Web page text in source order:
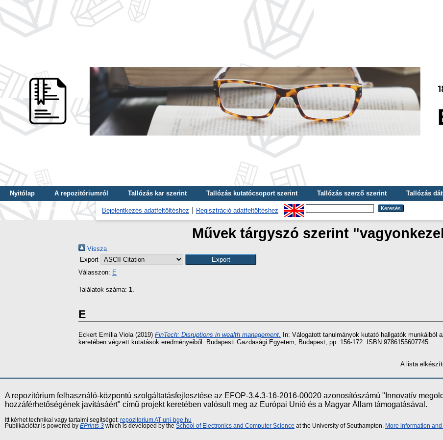
Nyitólap A repozitóriumról Tallózás kar szerint Tallózás kutatócsoport szerint Tallózás szerző szerint Tallózás
Tallózás kulcsszó szerint
Bejelentkezés adatfeltöltéshez Regisztráció adatfeltöltéshez
Művek tárgyszó szerint
Vissza
Export
Válasszon: E
Találatok száma: 1.
E
Eckert Emília Viola(2019) FinTech: Disruptions in wealth management.
In: Válogatott tanulmányok kutató hallgatók munkáiból
keretében végzett kutatások eredményeiből. Budapesti Gazdasági Egyetem, Budapest, pp. 156-172. ISBN 9786155607745
A lista
A repozitórium felhasználó-központú szolgáltatásfejlesztése az EFOP-3.4.3-16-2016-00020 azonosítószámú "Innovatív
hozzáférhetőségének javításáért" című projekt keretében valósult meg az Európai Unió és a Magyar Állam támogatásával.
Itt kérhet technikai vagy tartalmi segítséget: repozitorium AT uni-bge.hu
Publikációtár is powered by EPrints 3 which is developed by the School of Electronics and Computer Science at the University of Southampton. More information